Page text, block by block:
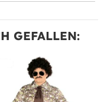
GEFALLEN: